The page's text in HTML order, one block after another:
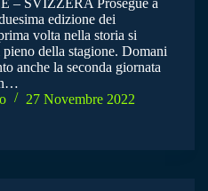
edizione dei
volta nella storia si
della stagione. Domani
anche la seconda giornata
27 Novembre 2022